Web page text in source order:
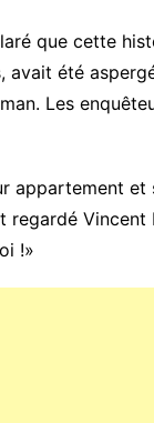
que cette
avait été
Les
appartement et
regardé
!»